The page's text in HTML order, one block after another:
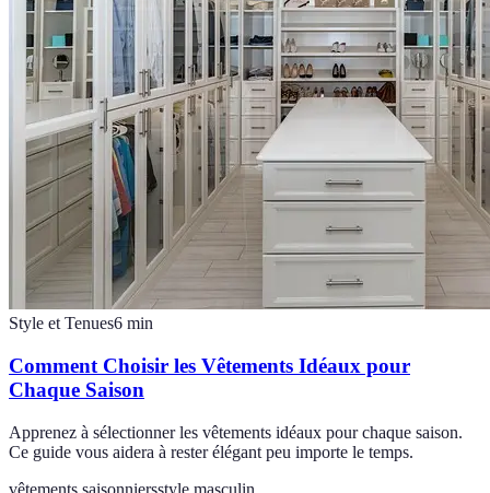
Style et Tenues6 min
Comment Choisir les Vêtements Idéaux pour
Chaque Saison
Apprenez à sélectionner les vêtements idéaux pour chaque saison.
Ce guide vous aidera à rester élégant peu importe le temps.
vêtements saisonniersstyle masculin